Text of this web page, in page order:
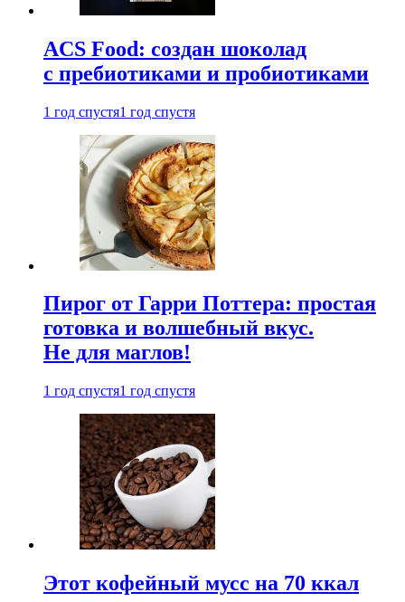
ACS Food: создан шоколад
с пребиотиками и пробиотиками
1 год спустя1 год спустя
Пирог от Гарри Поттера: простая
готовка и волшебный вкус.
Не для маглов!
1 год спустя1 год спустя
Этот кофейный мусс на 70 ккал